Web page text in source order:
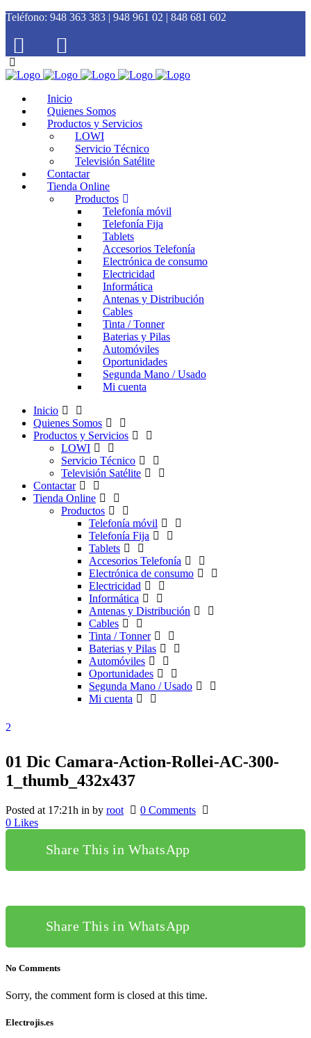
Teléfono: 948 363 383 | 948 961 02 | 848 681 602
Inicio
Quienes Somos
Productos y Servicios
LOWI
Servicio Técnico
Televisión Satélite
Contactar
Tienda Online
Productos
Telefonía móvil
Telefonía Fija
Tablets
Accesorios Telefonía
Electrónica de consumo
Electricidad
Informática
Antenas y Distribución
Cables
Tinta / Tonner
Baterias y Pilas
Automóviles
Oportunidades
Segunda Mano / Usado
Mi cuenta
Inicio
Quienes Somos
Productos y Servicios
LOWI
Servicio Técnico
Televisión Satélite
Contactar
Tienda Online
Productos
Telefonía móvil
Telefonía Fija
Tablets
Accesorios Telefonía
Electrónica de consumo
Electricidad
Informática
Antenas y Distribución
Cables
Tinta / Tonner
Baterias y Pilas
Automóviles
Oportunidades
Segunda Mano / Usado
Mi cuenta
01 Dic Camara-Action-Rollei-AC-300-
1_thumb_432x437
Posted at 17:21h in by root
0 Comments
0 Likes
Share This in WhatsApp
Share This in WhatsApp
No Comments
Sorry, the comment form is closed at this time.
Electrojis.es